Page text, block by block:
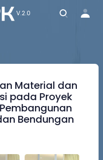
V.2.0 MASUK
Material dan
pada Proyek
Bendungan